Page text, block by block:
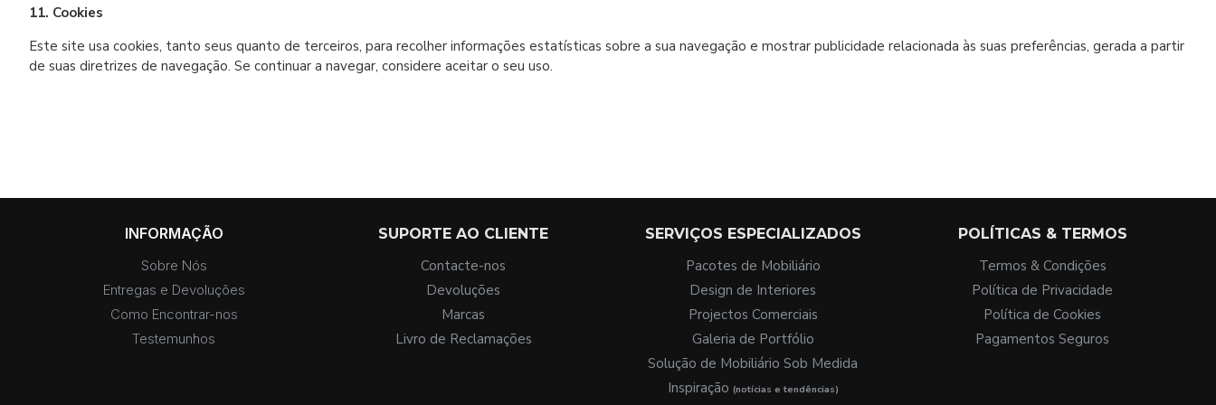
11. Cookies
Este site usa cookies, tanto seus quanto de terceiros, para recolher informações estatísticas sobre a sua navegação e mostrar publicidade relacionada às suas preferências, gerada a partir
de suas diretrizes de navegação. Se continuar a navegar, considere aceitar o seu uso.
INFORMAÇÃO
Sobre Nós
Entregas e Devoluções
Como Encontrar-nos
Testemunhos
SUPORTE AO CLIENTE
Contacte-nos
Devoluções
Marcas
Livro de Reclamações
SERVIÇOS ESPECIALIZADOS
Pacotes de Mobiliário
Design de Interiores
Projectos Comerciais
Galeria de Portfólio
Solução de Mobiliário Sob Medida
Inspiração (notícias e tendências)
POLÍTICAS & TERMOS
Termos & Condições
Política de Privacidade
Política de Cookies
Pagamentos Seguros